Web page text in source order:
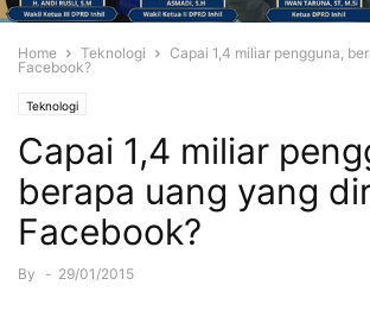
Home Teknologi
Capai 1,4 miliar pengguna,
Facebook?
Teknologi
Capai 1,4 miliar
berapa uang yang
Facebook?
By - 29/01/2015